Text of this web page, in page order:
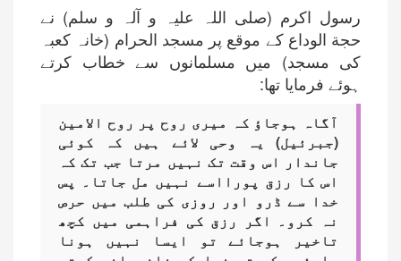
رسول اکرم (صلی اللہ علیہ و آلہ و سلم) نے
حجة الوداع کے موقع پر مسجد الحرام (خانہ کعبہ
کی مسجد) میں مسلمانوں سے خطاب کرتے
ہوئے فرمایا تھا:
آگاہ ہوجاؤ کہ میری روح پر روح الامین
(جبرئیل) یہ وحی لائے ہیں کہ کوئی
جاندار اس وقت تک نہیں مرتا جب تک کہ
اس کا رزق پورااسے نہیں مل جاتا۔ پس
خدا سے ڈرو اور روزی کی طلب میں حرص
نہ کرو۔ اگر رزق کی فراہمی میں کچھ
تاخیر ہوجائے تو ایسا نہیں ہونا